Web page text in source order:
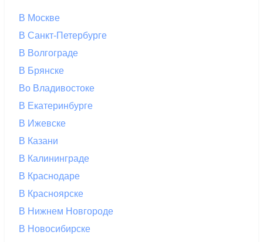
В Москве
В Санкт-Петербурге
В Волгограде
В Брянске
Во Владивостоке
В Екатеринбурге
В Ижевске
В Казани
В Калининграде
В Краснодаре
В Красноярске
В Нижнем Новгороде
В Новосибирске